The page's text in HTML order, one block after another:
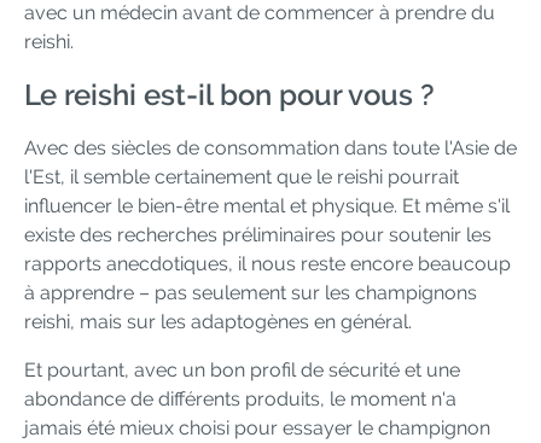
avec un médecin avant de commencer à prendre du
reishi.
Le reishi est-il bon pour vous ?
Avec des siècles de consommation dans toute l'Asie de
l'Est, il semble certainement que le reishi pourrait
influencer le bien-être mental et physique. Et même s'il
existe des recherches préliminaires pour soutenir les
rapports anecdotiques, il nous reste encore beaucoup
à apprendre – pas seulement sur les champignons
reishi, mais sur les adaptogènes en général.
Et pourtant, avec un bon profil de sécurité et une
abondance de différents produits, le moment n'a
jamais été mieux choisi pour essayer le champignon